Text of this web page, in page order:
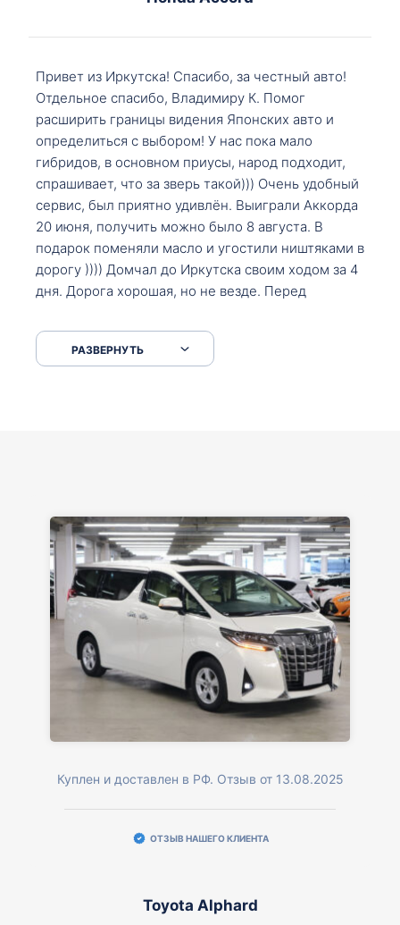
Привет из Иркутска! Спасибо, за честный авто!
Отдельное спасибо, Владимиру К. Помог
расширить границы видения Японских авто и
определиться с выбором! У нас пока мало
гибридов, в основном приусы, народ подходит,
спрашивает, что за зверь такой))) Очень удобный
сервис, был приятно удивлён. Выиграли Аккорда
20 июня, получить можно было 8 августа. В
подарок поменяли масло и угостили ништяками в
дорогу )))) Домчал до Иркутска своим ходом за 4
дня. Дорога хорошая, но не везде. Перед
серпантинах по пути следования.
РАЗВЕРНУТЬ
Куплен и доставлен в РФ. Отзыв от 13.08.2025
ОТЗЫВ НАШЕГО КЛИЕНТА
Toyota Alphard